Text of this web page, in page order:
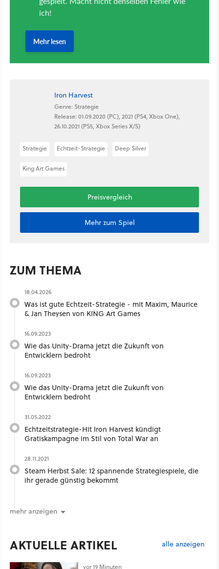
Iron Harvest
Genre: Strategie
Release: 01.09.2020 (PC), 2021 (PS4, Xbox One),
26.10.2021 (PS5, Xbox Series X/S)
Strategie Echtzeit-Strategie Deep Silver
King Art Games
Preisvergleich
Mehr zum Spiel
ZUM THEMA
18.04.2026
Was ist gute Echtzeit-Strategie - mit Maxim, Maurice
& Jan Theysen von KING Art Games
16.09.2023
Wie das Unity-Drama jetzt die Zukunft von
Entwicklern bedroht
16.09.2023
Wie das Unity-Drama jetzt die Zukunft von
Entwicklern bedroht
31.05.2022
Echtzeitstrategie-Hit Iron Harvest kündigt
Gratiskampagne im Stil von Total War an
28.11.2021
Steam Herbst Sale: 12 spannende Strategiespiele, die
ihr gerade günstig bekommt
mehr anzeigen
AKTUELLE ARTIKEL alle anzeigen
vor 19 Minuten